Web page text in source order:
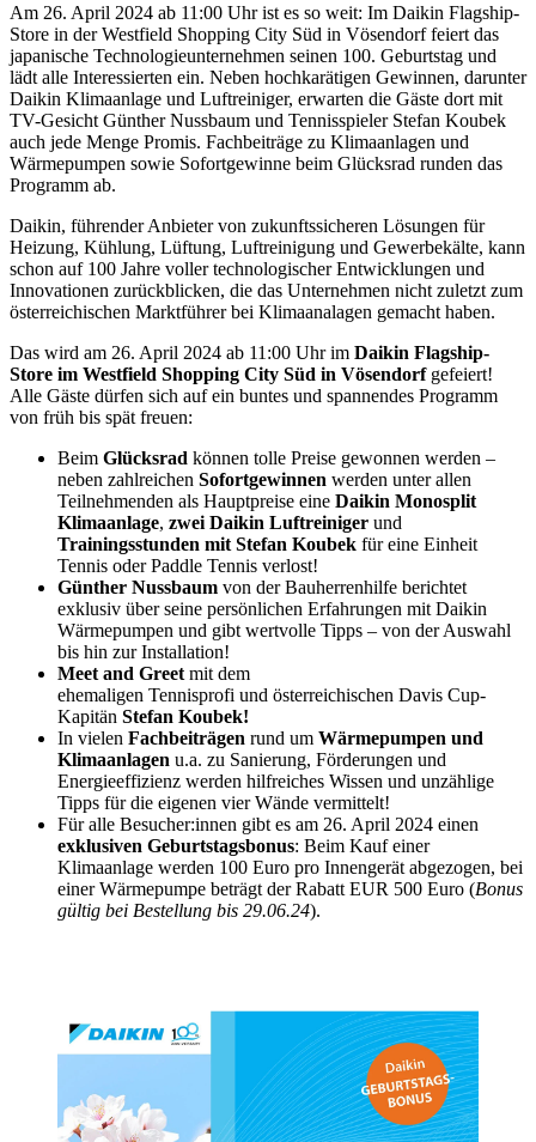
Am 26. April 2024 ab 11:00 Uhr ist es so weit: Im Daikin Flagship-
Store in der Westfield Shopping City Süd in Vösendorf feiert das
japanische Technologieunternehmen seinen 100. Geburtstag und
lädt alle Interessierten ein. Neben hochkarätigen Gewinnen, darunter
Daikin Klimaanlage und Luftreiniger, erwarten die Gäste dort mit
TV-Gesicht Günther Nussbaum und Tennisspieler Stefan Koubek
auch jede Menge Promis. Fachbeiträge zu Klimaanlagen und
Wärmepumpen sowie Sofortgewinne beim Glücksrad runden das
Programm ab.
Daikin, führender Anbieter von zukunftssicheren Lösungen für
Heizung, Kühlung, Lüftung, Luftreinigung und Gewerbekälte, kann
schon auf 100 Jahre voller technologischer Entwicklungen und
Innovationen zurückblicken, die das Unternehmen nicht zuletzt zum
österreichischen Marktführer bei Klimaanalagen gemacht haben.
Das wird am 26. April 2024 ab 11:00 Uhr im Daikin Flagship-
Store im Westfield Shopping City Süd in Vösendorfgefeiert!
Alle Gäste dürfen sich auf ein buntes und spannendes Programm
von früh bis spät freuen:
Beim Glücksrad können tolle Preise gewonnen werden –
neben zahlreichen Sofortgewinnen werden unter allen
Teilnehmenden als Hauptpreise eine Daikin Monosplit
Klimaanlage, zwei Daikin Luftreiniger und
Trainingsstunden mit Stefan Koubek für eine Einheit
Tennis oder Paddle Tennis verlost!
Günther Nussbaum von der Bauherrenhilfe berichtet
exklusiv über seine persönlichen Erfahrungen mit Daikin
Wärmepumpen und gibt wertvolle Tipps – von der Auswahl
bis hin zur Installation!
Meet and Greet mit dem
ehemaligen Tennisprofi und österreichischen Davis Cup-
Kapitän Stefan Koubek!
In vielen Fachbeiträgen rund um Wärmepumpen und
Klimaanlagen u.a. zu Sanierung, Förderungen und
Energieeffizienz werden hilfreiches Wissen und unzählige
Tipps für die eigenen vier Wände vermittelt!
Für alle Besucher:innen gibt es am 26. April 2024 einen
exklusiven Geburtstagsbonus: Beim Kauf einer
Klimaanlage werden 100 Euro pro Innengerät abgezogen, bei
einer Wärmepumpe beträgt der Rabatt EUR 500 Euro (Bonus
gültig bei Bestellung bis 29.06.24).